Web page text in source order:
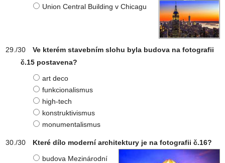
Union Central Building v Chicagu
Ve kterém stavebním slohu byla budova na fotografii
č.15 postavena?
art deco
funkcionalismus
high-tech
konstruktivismus
monumentalismus
Které dílo moderní architektury je na fotografii č.16?
budova Mezinárodní